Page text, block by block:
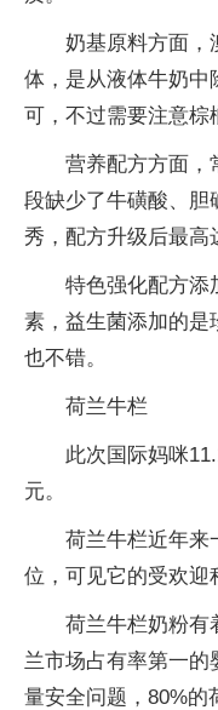
奶基原料方面，
体，是从液体牛奶中
可，不过需要注意棕
营养配方方面，
段缺少了牛磺酸、胆
秀，配方升级后最高
特色强化配方添
素，益生菌添加的是
也不错。
荷兰牛栏
此次国际妈咪
元。
荷兰牛栏近年来
位，可见它的受欢迎
荷兰牛栏奶粉有
兰市场占有率第一
量安全问题，80%的